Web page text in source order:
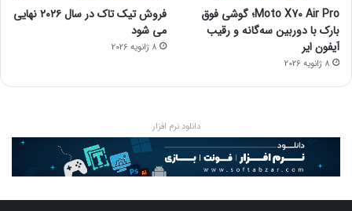
Moto X70 Air Pro؛ گوشی فوق
بارک با دوربین سه‌گانه و رقیب
آیفون ایر
8 ژانویه 2026
فروش تیک تاک در سال ۲۰۲۶ نهایی
می شود
8 ژانویه 2026
دانلود نرم افزار